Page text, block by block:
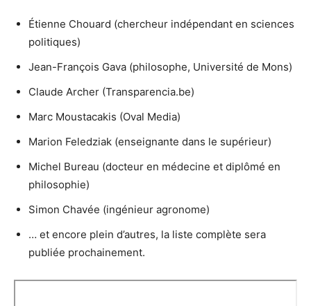
Étienne Chouard (chercheur indépendant en sciences
politiques)
Jean-François Gava (philosophe, Université de Mons)
Claude Archer (Transparencia.be)
Marc Moustacakis (Oval Media)
Marion Feledziak (enseignante dans le supérieur)
Michel Bureau (docteur en médecine et diplômé en
philosophie)
Simon Chavée (ingénieur agronome)
… et encore plein d’autres, la liste complète sera
publiée prochainement.